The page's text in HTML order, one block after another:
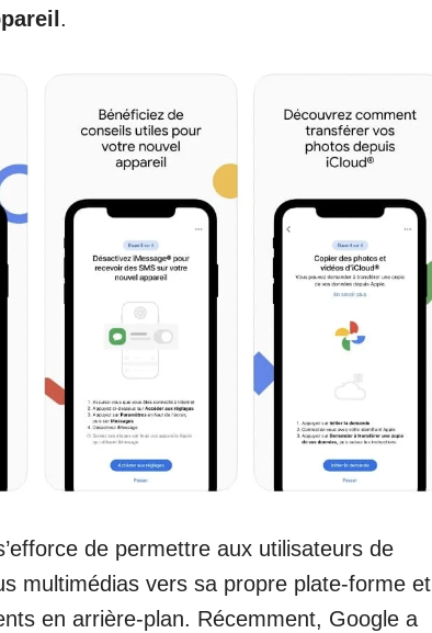
.
de permettre aux utilisateurs de
multimédias vers sa propre plate-forme et
en arrière-plan. Récemment, Google a